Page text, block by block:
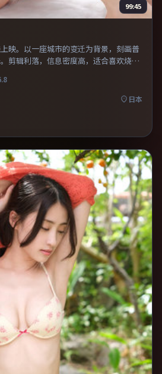
99:45
映。以一座城市的变迁为背景，刻画普
剪辑利落，信息密度高，适合喜欢烧脑
爽感，也保留作者表达，口碑潜力不
日本